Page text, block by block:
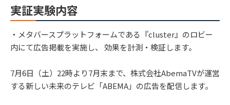
実証実験内容
・メタバースプラットフォームである『cluster』のロビー
内にて広告掲載を実施し、 効果を計測・検証します。
7月6日（土）22時より7月末まで、株式会社AbemaTVが運営
する新しい未来のテレビ「ABEMA」の広告を配信します。